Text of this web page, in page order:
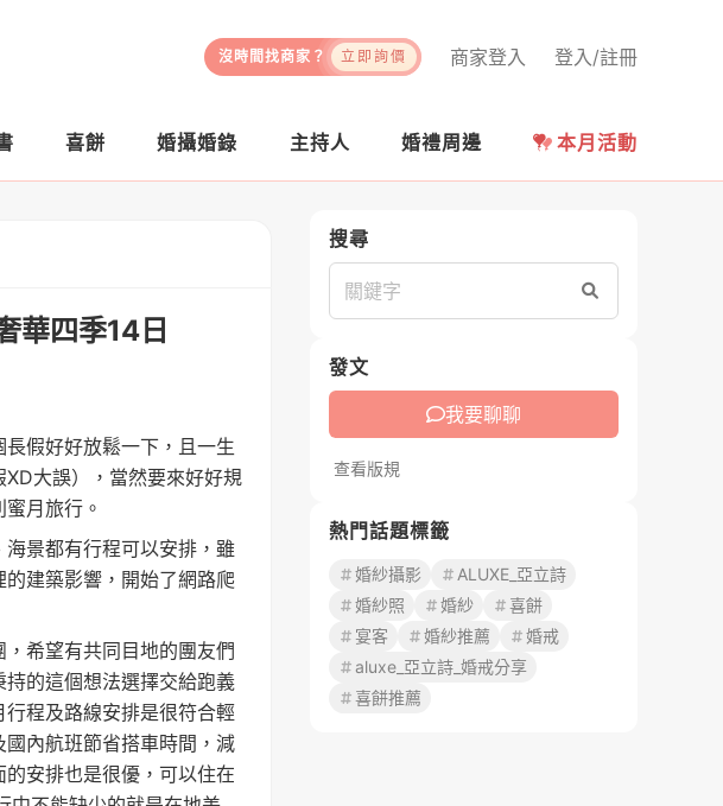
登入/註冊
商家登入
沒時間找商家？ 立即詢價
喜餅 婚攝婚錄 主持人 婚禮周邊 本月活動
華四季14日
假好好放鬆一下，且一生
大誤），當然要來好好規
月旅行。
景都有行程可以安排，雖
建築影響，開始了網路爬
希望有共同目地的團友們
的這個想法選擇交給跑義
程及路線安排是很符合輕
內航班節省搭車時間，減
安排也是很優，可以住在
搜尋
搜尋
發文
我要聊聊
查看版規
熱門話題標籤
婚紗攝影
ALUXE_亞立詩
婚紗照
婚紗
喜餅
宴客
婚紗推薦
婚戒
aluxe_亞立詩_婚戒分享
喜餅推薦